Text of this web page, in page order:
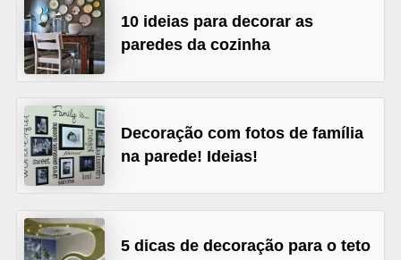
10 ideias para decorar as
paredes da cozinha
Decoração com fotos de família
na parede! Ideias!
5 dicas de decoração para o teto
r
e
r
f
o
r
a
r